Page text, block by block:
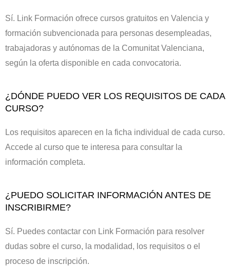
Sí. Link Formación ofrece cursos gratuitos en Valencia y
formación subvencionada para personas desempleadas,
trabajadoras y autónomas de la Comunitat Valenciana,
según la oferta disponible en cada convocatoria.
¿DÓNDE PUEDO VER LOS REQUISITOS DE CADA
CURSO?
Los requisitos aparecen en la ficha individual de cada curso.
Accede al curso que te interesa para consultar la
información completa.
¿PUEDO SOLICITAR INFORMACIÓN ANTES DE
INSCRIBIRME?
Sí. Puedes contactar con Link Formación para resolver
dudas sobre el curso, la modalidad, los requisitos o el
proceso de inscripción.